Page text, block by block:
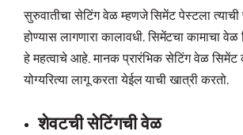
सुरुवातीचा सेटिंग वेळ म्हणजे सिमेंट पेस्टला त्याची
होण्यास लागणारा कालावधी. सिमेंटचा कामाचा वेळ
हे महत्वाचे आहे. मानक प्रारंभिक सेटिंग वेळ सिमेंट
योग्यरित्या लागू करता येईल याची खात्री करतो.
शेवटची सेटिंगची वेळ